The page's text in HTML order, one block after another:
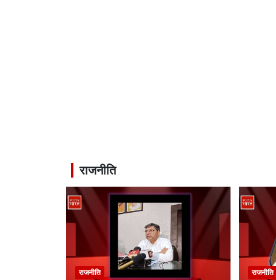
राजनीति
राजनीति राजनीति